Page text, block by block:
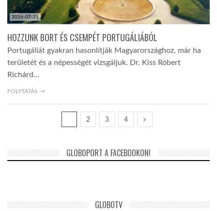
2016-07-21
HOZZUNK BORT ÉS CSEMPÉT PORTUGÁLIÁBÓL
Portugáliát gyakran hasonlítják Magyarországhoz, már ha
területét és a népességét vizsgáljuk. Dr. Kiss Róbert
Richárd…
FOLYTATÁS →
2 3 4
GLOBOPORT A FACEBOOKON!
GLOBOTV